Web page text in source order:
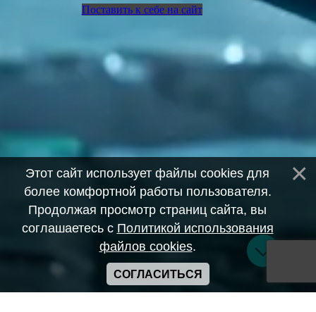
Поставить к себе на сайт
Этот сайт использует файлы cookies для
более комфортной работы пользователя.
Продолжая просмотр страниц сайта, вы
соглашаетесь с Политикой использования
файлов cookies.
СОГЛАСИТЬСЯ